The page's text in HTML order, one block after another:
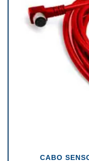
CABO